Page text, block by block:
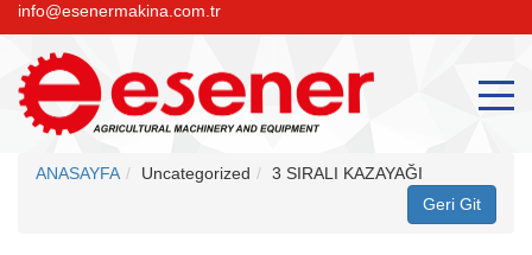
info@esenermakina.com.tr
ANASAYFA Uncategorized 3 SIRALI KAZAYAĞI